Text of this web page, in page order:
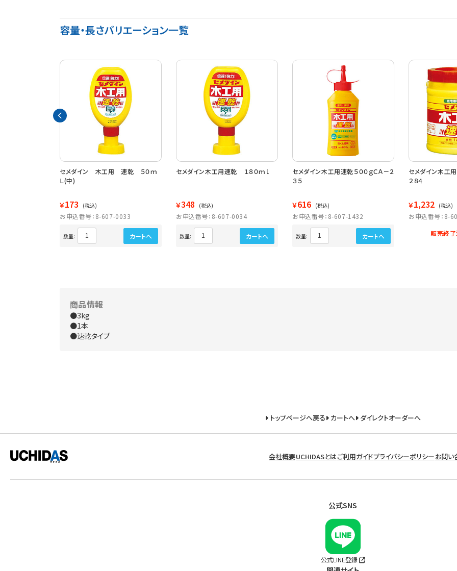
容量・長さバリエーション一覧
セメダイン 木工用 速乾 ５０ｍ
Ｌ(中)
￥173 (税込)
お申込番号：8-607-0033
数量: カートへ
セメダイン木工用速乾 １８０ｍｌ
￥348 (税込)
お申込番号：8-607-0034
数量: カートへ
セメダイン木工用速乾５００ｇＣＡ－２
３５
￥616 (税込)
お申込番号：8-607-1432
数量: カートへ
セメダイン木工
２８４
￥1,232 (税込)
お申込番号：8-
販売終了
商品情報
●3kg
●1本
●速乾タイプ
トップページへ戻る カートへ ダイレクトオーダーへ
会社概要UCHIDASとはご利用ガイドプライバシーポリシーお問い
公式SNS
公式LINE登録